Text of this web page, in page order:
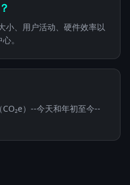
小、用户活动、硬件效率以
。
）--今天和年初至今--